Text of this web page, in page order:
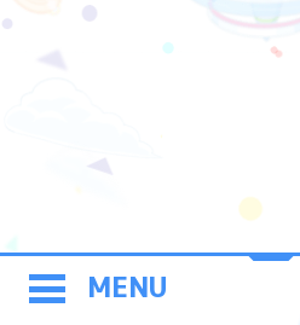
MENU